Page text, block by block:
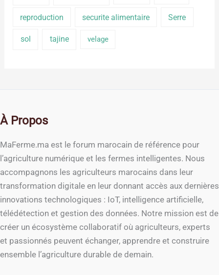
reproduction securite alimentaire Serre
sol tajine velage
À Propos
MaFerme.ma est le forum marocain de référence pour
l’agriculture numérique et les fermes intelligentes. Nous
accompagnons les agriculteurs marocains dans leur
transformation digitale en leur donnant accès aux dernières
innovations technologiques : IoT, intelligence artificielle,
télédétection et gestion des données. Notre mission est de
créer un écosystème collaboratif où agriculteurs, experts
et passionnés peuvent échanger, apprendre et construire
ensemble l’agriculture durable de demain.